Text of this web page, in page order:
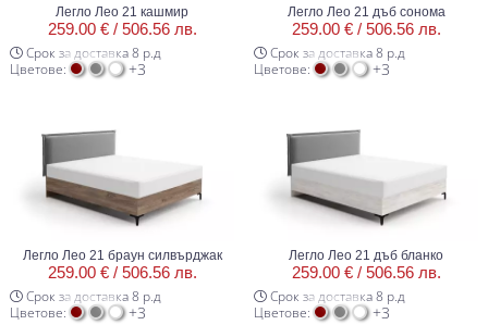
Легло Лео 21 кашмир
259.00 € / 506.56 лв.
Срок за доставка 8 р.д
Цветове:
+3
Легло Лео 21 дъб сонома
259.00 € / 506.56 лв.
Срок за доставка 8 р.д
Цветове:
+3
Легло Лео 21 браун силвърджак
259.00 € / 506.56 лв.
Срок за доставка 8 р.д
Цветове:
+3
Легло Лео 21 дъб бланко
259.00 € / 506.56 лв.
Срок за доставка 8 р.д
Цветове:
+3